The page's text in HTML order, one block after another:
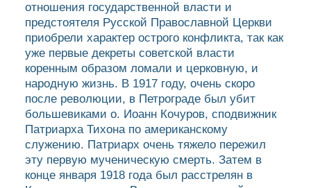
отношения государственной власти и
предстоятеля Русской Православной Церкви
приобрели характер острого конфликта, так как
уже первые декреты советской власти
коренным образом ломали и церковную, и
народную жизнь. В 1917 году, очень скоро
после революции, в Петрограде был убит
большевиками о. Иоанн Кочуров, сподвижник
Патриарха Тихона по американскому
служению. Патриарх очень тяжело пережил
эту первую мученическую смерть. Затем в
конце января 1918 года был расстрелян в